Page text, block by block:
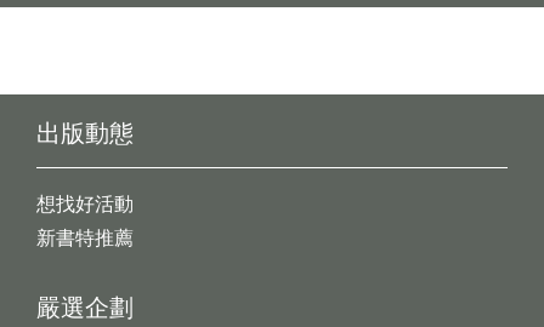
出版動態
想找好活動
新書特推薦
嚴選企劃